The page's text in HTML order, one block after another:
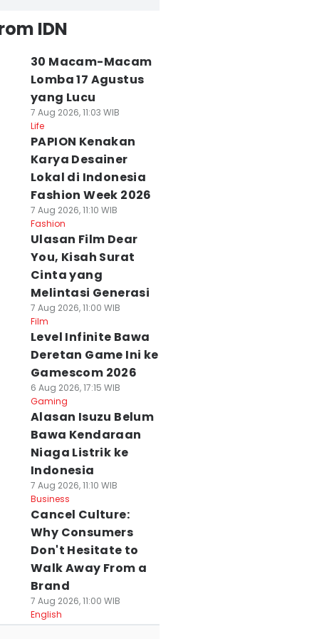
IDN
30 Macam-Macam
Lomba 17 Agustus
yang Lucu
7 Aug 2026, 11:03 WIB
Life
PAPION Kenakan
Karya Desainer
Lokal di Indonesia
Fashion Week 2026
7 Aug 2026, 11:10 WIB
Fashion
Ulasan Film Dear
You, Kisah Surat
Cinta yang
Melintasi Generasi
7 Aug 2026, 11:00 WIB
Film
Level Infinite Bawa
Deretan Game Ini ke
Gamescom 2026
6 Aug 2026, 17:15 WIB
Gaming
Alasan Isuzu Belum
Bawa Kendaraan
Niaga Listrik ke
Indonesia
7 Aug 2026, 11:10 WIB
Business
Cancel Culture:
Why Consumers
Don't Hesitate to
Walk Away From a
Brand
7 Aug 2026, 11:00 WIB
English